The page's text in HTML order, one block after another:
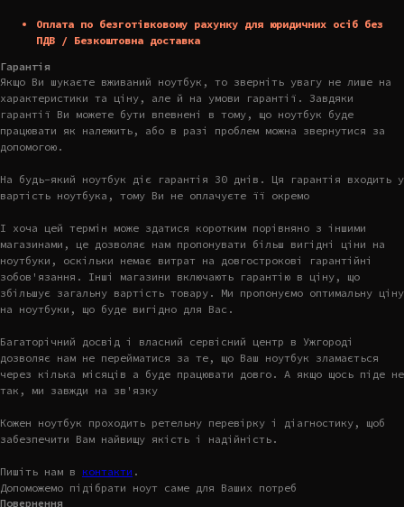
Оплата по безготівковому рахунку для юридичних осіб без
ПДВ / Безкоштовна доставка
Гарантія
Якщо Ви шукаєте вживаний ноутбук, то зверніть увагу не лише на
характеристики та ціну, але й на умови гарантії. Завдяки
гарантії Ви можете бути впевнені в тому, що ноутбук буде
працювати як належить, або в разі проблем можна звернутися за
допомогою.
На будь-який ноутбук діє гарантія 30 днів. Ця гарантія входить у
вартість ноутбука, тому Ви не оплачуєте її окремо
І хоча цей термін може здатися коротким порівняно з іншими
магазинами, це дозволяє нам пропонувати більш вигідні ціни на
ноутбуки, оскільки немає витрат на довгострокові гарантійні
зобов'язання. Інші магазини включають гарантію в ціну, що
збільшує загальну вартість товару. Ми пропонуємо оптимальну ціну
на ноутбуки, що буде вигідно для Вас.
Багаторічний досвід і власний сервісний центр в Ужгороді
дозволяє нам не перейматися за те, що Ваш ноутбук зламається
через кілька місяців а буде працювати довго. А якщо щось піде не
так, ми завжди на зв'язку
Кожен ноутбук проходить ретельну перевірку і діагностику, щоб
забезпечити Вам найвищу якість і надійність.
Пишіть нам в контакти .
Допоможемо підібрати ноут саме для Ваших потреб
Повернення